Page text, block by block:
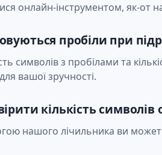
онлайн-інструментом, як-от
пробіли при
символів з пробілами та
вашої зручності.
кількість символів
нашого лічильника ви